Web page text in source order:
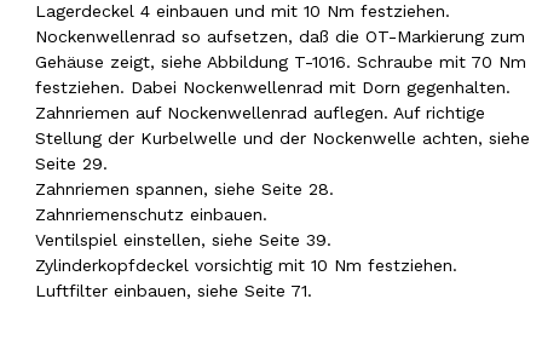
Lagerdeckel 4 einbauen und mit 10 Nm festziehen.
Nockenwellenrad so aufsetzen, daß die OT-Markierung zum
Gehäuse zeigt, siehe Abbildung T-1016. Schraube mit 70 Nm
festziehen. Dabei Nockenwellenrad mit Dorn gegenhalten.
Zahnriemen auf Nockenwellenrad auflegen. Auf richtige
Stellung der Kurbelwelle und der Nockenwelle achten, siehe
Seite 29.
Zahnriemen spannen, siehe Seite 28.
Zahnriemenschutz einbauen.
Ventilspiel einstellen, siehe Seite 39.
Zylinderkopfdeckel vorsichtig mit 10 Nm festziehen.
Luftfilter einbauen, siehe Seite 71.